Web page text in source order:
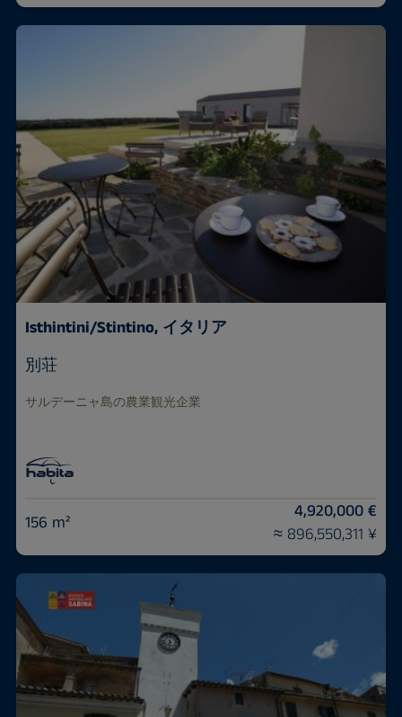
Isthintini/Stintino, イタリア
別荘
サルデーニャ島の農業観光企業
156 m²
4,920,000 €
≈ 896,550,311 ¥